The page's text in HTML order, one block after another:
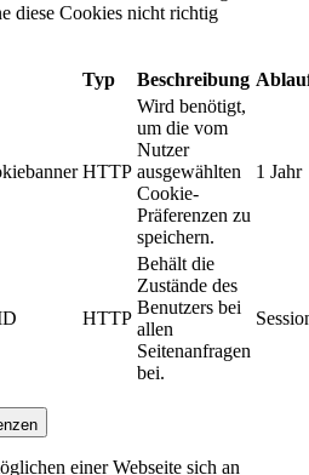
diese Cookies nicht richtig
Typ Beschreibung
HTTP
Wird benötigt,
um die vom
Nutzer
ausgewählten
Cookie-
Präferenzen zu
speichern.
1 Jahr
HTTP
Behält die
Zustände des
Benutzers bei
allen
Seitenanfragen
bei.
einer Webseite sich an